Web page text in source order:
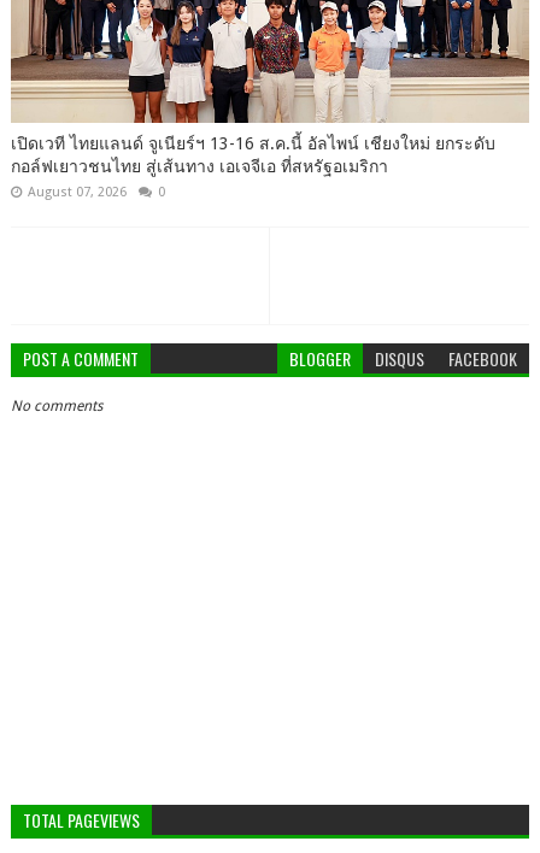
เปิดเวที ไทยแลนด์ จูเนียร์ฯ 13-16 ส.ค.นี้ อัลไพน์ เชียงใหม่ ยกระดับ
กอล์ฟเยาวชนไทย สู่เส้นทาง เอเจจีเอ ที่สหรัฐอเมริกา
August 07, 2026 0
POST A COMMENT BLOGGER DISQUS FACEBOOK
No comments
TOTAL PAGEVIEWS